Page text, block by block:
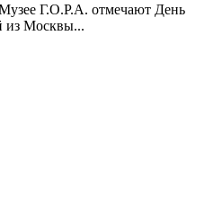
Г.О.Р.А. отмечают День
из Москвы...